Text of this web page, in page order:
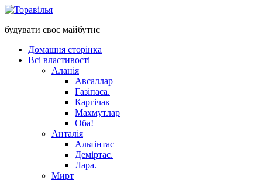
будувати своє майбутнє
Домашня сторінка
Всі властивості
Аланія
Авсаллар
Газіпаса.
Каргічак
Махмутлар
Оба!
Анталія
Альтінтас
Деміртас.
Лара.
Мирт